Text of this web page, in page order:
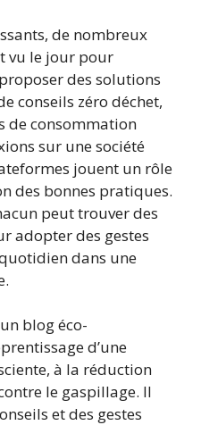
de nombreux
vu le jour pour
des solutions
conseils zéro déchet,
de consommation
sur une société
jouent un rôle
des bonnes pratiques.
peut trouver des
adopter des gestes
dans une
blog éco-
d’une
à la réduction
le gaspillage. Il
et des gestes